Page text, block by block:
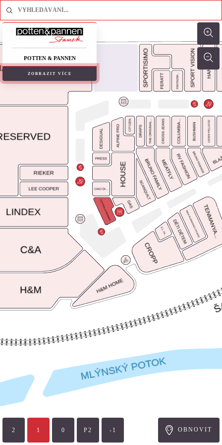
2 1 P2 -1 OBNOVIT
POTTEN & PANNEN
ZOBRAZIT VÍCE